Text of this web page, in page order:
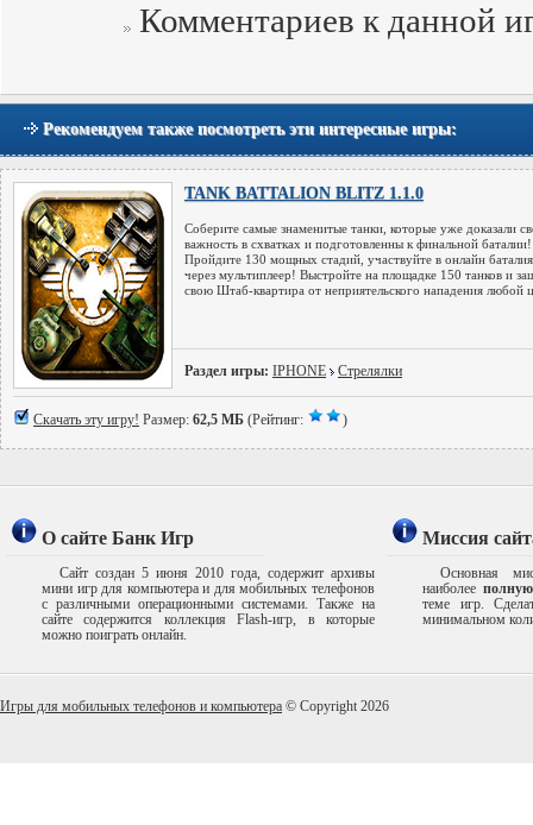
Комментариев к данной
Рекомендуем также посмотреть эти интересные игры:
TANK BATTALION BLITZ 1.1.0
Соберите самые знаменитые танки, которые уже доказали
важность в схватках и подготовленны к финальной баталии!
Пройдите 130 мощных стадий, участвуйте в онлайн
через мультиплеер! Выстройте на площадке 150 танков и
свою Штаб-квартира от неприятельского нападения любой
Раздел игры: IPHONE Стрелялки
Скачать эту игру! Размер: 62,5 МБ (Рейтинг: )
О сайте Банк Игр
Сайт создан 5 июня 2010 года, содержит архивы
мини игр для компьютера и для мобильных телефонов
с различными операционными системами. Также на
сайте содержится коллекция Flash-игр, в которые
можно поиграть онлайн.
Миссия
Основная
наиболее
теме игр.
минимальном
Игры для мобильных телефонов и компьютера © Copyright 2026